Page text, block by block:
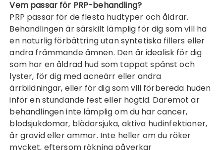
Vem passar för PRP-behandling?
PRP passar för de flesta hudtyper och åldrar.
Behandlingen är särskilt lämplig för dig som vill ha
en naturlig förbättring utan syntetiska fillers eller
andra främmande ämnen. Den är idealisk för dig
som har en åldrad hud som tappat spänst och
lyster, för dig med acneärr eller andra
ärrbildningar, eller för dig som vill förbereda huden
inför en stundande fest eller högtid. Däremot är
behandlingen inte lämplig om du har cancer,
blodsjukdomar, blödarsjuka, aktiva hudinfektioner,
är gravid eller ammar. Inte heller om du röker
mycket, eftersom rökning påverkar